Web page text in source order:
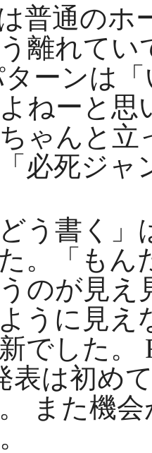
普通のホ
離れてい
ーンは
ねーと
ゃんと
必死ジャ
う書く
。「もん
のが見え
ように見
でした。
表は初め
また機